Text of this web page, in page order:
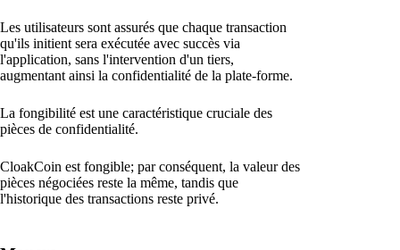
Les utilisateurs sont assurés que chaque transaction
qu'ils initient sera exécutée avec succès via
l'application, sans l'intervention d'un tiers,
augmentant ainsi la confidentialité de la plate-forme.
La fongibilité est une caractéristique cruciale des
pièces de confidentialité.
CloakCoin est fongible; par conséquent, la valeur des
pièces négociées reste la même, tandis que
l'historique des transactions reste privé.